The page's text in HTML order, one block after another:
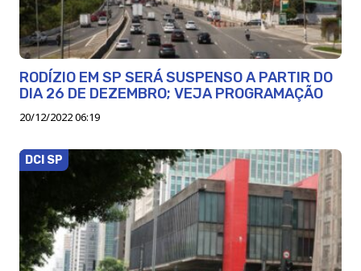
RODÍZIO EM SP SERÁ SUSPENSO A PARTIR DO
DIA 26 DE DEZEMBRO; VEJA PROGRAMAÇÃO
20/12/2022 06:19
DCI SP